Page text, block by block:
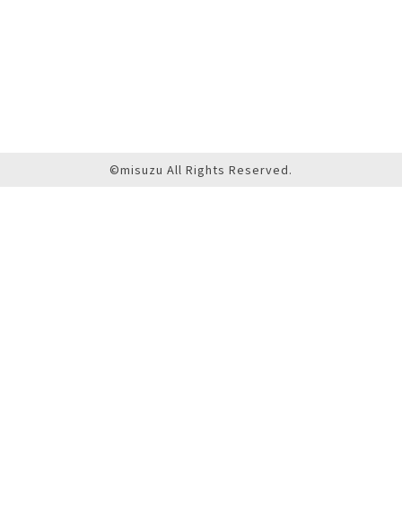
©misuzu All Rights Reserved.